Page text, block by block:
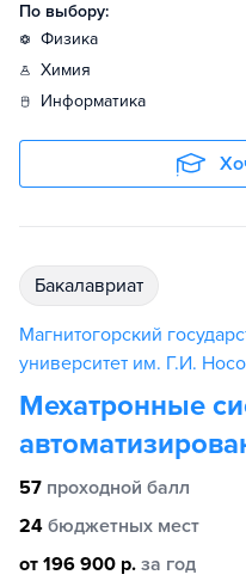
По выбору:
физика
химия
информатика
бакалавриат
Магнитогорский
университет им. Г.И.
Мехатронные
57 проходной балл
24 бюджетных мест
от 196 900 р. за год